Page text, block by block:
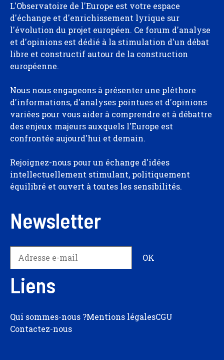
L'Observatoire de l'Europe est votre espace
d'échange et d'enrichissement lyrique sur
l'évolution du projet européen. Ce forum d'analyse
et d'opinions est dédié à la stimulation d'un débat
libre et constructif autour de la construction
européenne.
Nous nous engageons à présenter une pléthore
d'informations, d'analyses pointues et d'opinions
variées pour vous aider à comprendre et à débattre
des enjeux majeurs auxquels l'Europe est
confrontée aujourd'hui et demain.
Rejoignez-nous pour un échange d'idées
intellectuellement stimulant, politiquement
équilibré et ouvert à toutes les sensibilités.
Newsletter
Liens
Qui sommes-nous ?Mentions légalesCGU
Contactez-nous